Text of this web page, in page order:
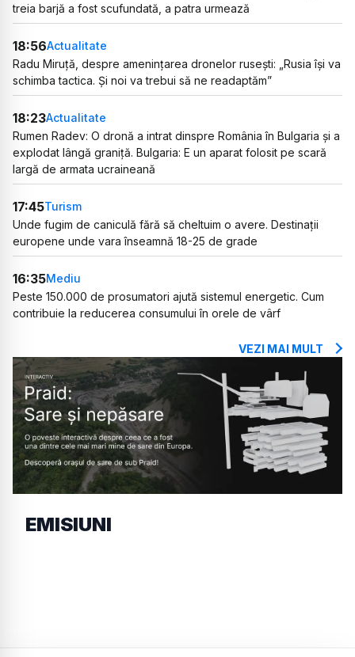
treia barjă a fost scufundată, a patra urmează
18:56Actualitate
Radu Miruță, despre amenințarea dronelor rusești: „Rusia își va
schimba tactica. Și noi va trebui să ne readaptăm”
18:23Actualitate
Rumen Radev: O dronă a intrat dinspre România în Bulgaria și a
explodat lângă graniță. Bulgaria: E un aparat folosit pe scară
largă de armata ucraineană
17:45Turism
Unde fugim de caniculă fără să cheltuim o avere. Destinații
europene unde vara înseamnă 18-25 de grade
16:35Mediu
Peste 150.000 de prosumatori ajută sistemul energetic. Cum
contribuie la reducerea consumului în orele de vârf
VEZI MAI MULT
EMISIUNI